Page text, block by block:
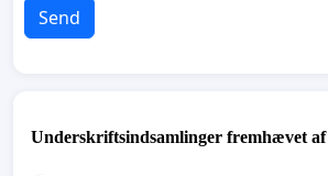
Send
Underskriftsindsamlinger fremhævet